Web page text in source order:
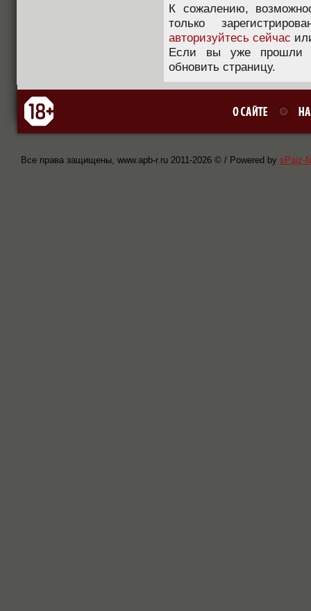
К сожалению,
только
авторизуйтесь сейчас
Если вы уже прошли
обновить страницу.
Все права защищены, www.apb-r.ru 2011-2026 © / Powered by sPaiz-